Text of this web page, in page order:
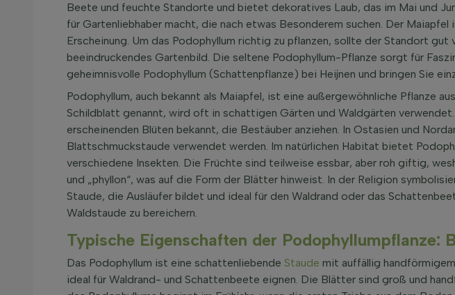
Beete und feuchte Standorte und bietet dekoratives Laub, das im Mai und
für Gartenliebhaber macht, die nach etwas Besonderem suchen. Der
Erscheinung. Um das Podophyllum richtig zu pflanzen, sollte der Standort
beeindruckendes Gartenbild. Die seltene Podophyllum-Pflanze sorgt für
geheimnisvolle Podophyllum (Schattenpflanze) bei Heijnen und bringen Sie
Podophyllum, auch bekannt als Maiapfel, ist eine außergewöhnliche Pflanze
Schildblatt genannt, wird oft in schattigen Gärten und Waldgärten
erscheinenden Blüten bekannt, die Bestäuber anziehen. In Ostasien und
Blattschmuckstaude verwendet werden. Im natürlichen Habitat bietet
verschiedene Insekten. Die Früchte sind teilweise essbar, aber roh giftig,
und „phyllon“, was auf die Form der Blätter hinweist. In der Religion
Staude, die Ausläufer bildet und ideal für den Waldrand oder das
Waldstaude zu bereichern.
Typische Eigenschaften der Podophyllumpflanze:
Das Podophyllum ist eine schattenliebende Staude mit auffällig
ideal für Waldrand- und Schattenbeete eignen. Die Blätter sind groß und